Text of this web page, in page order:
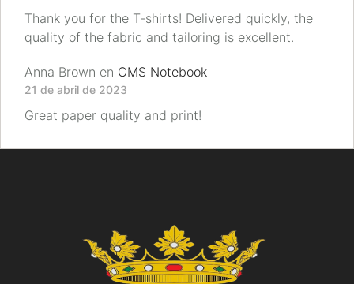
Thank you for the T-shirts! Delivered quickly, the
quality of the fabric and tailoring is excellent.
Anna Brown en CMS Notebook
21 de abril de 2023
Great paper quality and print!